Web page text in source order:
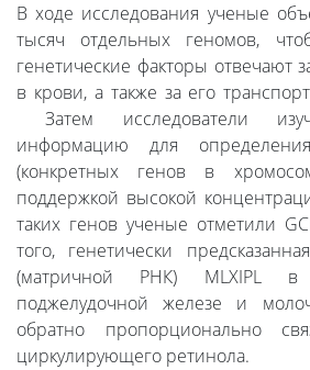
В ходе исследования ученые
тысяч отдельных геномов,
генетические факторы отвечают
в крови, а также за его
Затем исследователи
информацию для
(конкретных генов в
поддержкой высокой
таких генов ученые отметили
того, генетически
(матричной РНК) MLXIPL в
поджелудочной железе и
обратно пропорционально
циркулирующего ретинола.